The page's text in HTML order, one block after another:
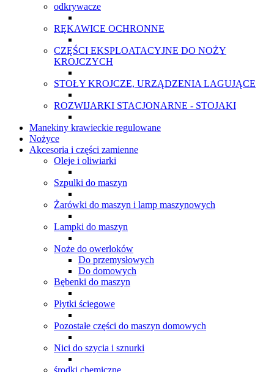
odkrywacze
RĘKAWICE OCHRONNE
CZĘŚCI EKSPLOATACYJNE DO NOŻY
KROJCZYCH
STOŁY KROJCZE, URZĄDZENIA LAGUJĄCE
ROZWIJARKI STACJONARNE - STOJAKI
Manekiny krawieckie regulowane
Nożyce
Akcesoria i części zamienne
Oleje i oliwiarki
Szpulki do maszyn
Żarówki do maszyn i lamp maszynowych
Lampki do maszyn
Noże do owerloków
Do przemysłowych
Do domowych
Bębenki do maszyn
Płytki ściegowe
Pozostałe części do maszyn domowych
Nici do szycia i sznurki
środki chemiczne